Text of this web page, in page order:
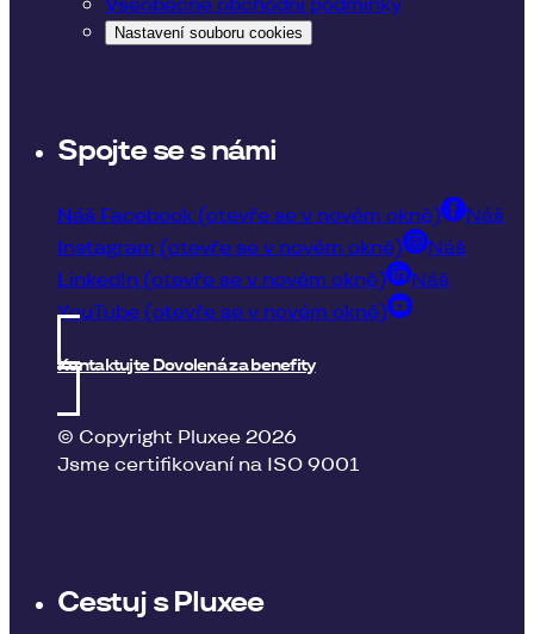
Nastavení souboru cookies
Spojte se s námi
Náš Facebook (otevře se v novém okně)
Náš
Instagram (otevře se v novém okně)
Náš
LinkedIn (otevře se v novém okně)
Náš
YouTube (otevře se v novém okně)
Kontaktujte Dovolená za benefity
© Copyright Pluxee 2026
Jsme certifikovaní na ISO 9001
Cestuj s Pluxee